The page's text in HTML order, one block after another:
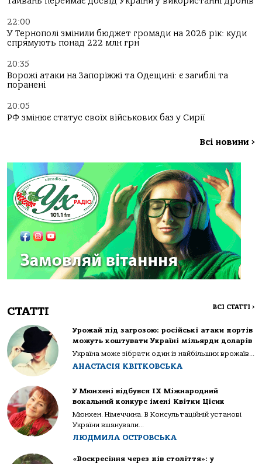
22:00
У Тернополі змінили бюджет громади на 2026 рік: куди
спрямують понад 222 млн грн
20:35
Ворожі атаки на Запоріжжі та Одещині: є загиблі та
поранені
20:05
РФ змінює статус своїх військових баз у Сирії
Всі новини >
СТАТТІ ВСІ СТАТТІ >
Урожай під загрозою: російські атаки портів
можуть коштувати Україні мільярди доларів
Україна може зібрати один із найбільших врожаїв...
АНАСТАСІЯ КВІТКОВСЬКА
У Мюнхені відбувся IX Міжнародний
вокальний конкурс імені Квітки Цісик
Мюнхен. Німеччина. В Консультаційній установі
України вшанували...
ЛЮДМИЛА ОСТРОВСЬКА
«Воскресіння через пів століття»: у